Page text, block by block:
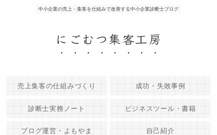
中小企業の売上・集客を仕組みで改善する中小企業診断士ブログ
にごむつ集客工房
売上集客の仕組みづくり 成功・失敗事例
診断士実務ノート ビジネスツール・書籍
ブログ運営・よもやま 自己紹介